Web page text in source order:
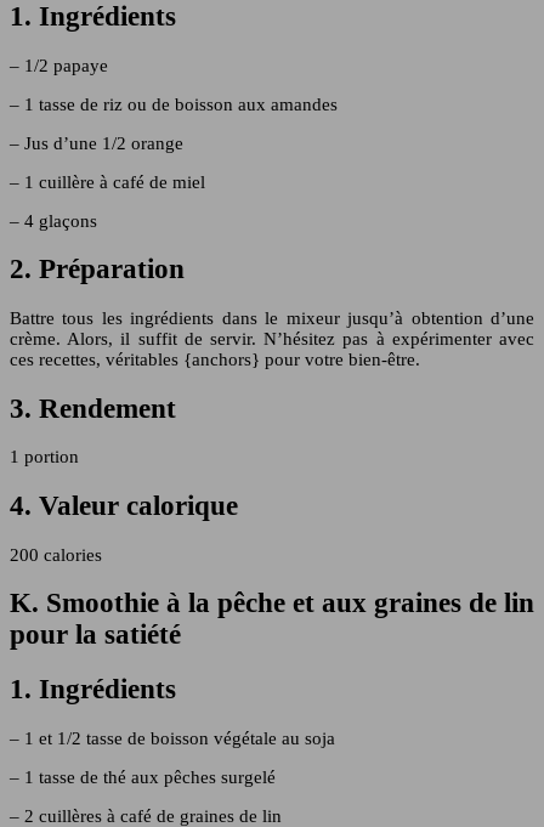
1. Ingrédients
– 1/2 papaye
– 1 tasse de riz ou de boisson aux amandes
– Jus d’une 1/2 orange
– 1 cuillère à café de miel
– 4 glaçons
2. Préparation
Battre tous les ingrédients dans le mixeur jusqu’à obtention d’une
crème. Alors, il suffit de servir. N’hésitez pas à expérimenter avec
ces recettes, véritables {anchors} pour votre bien-être.
3. Rendement
1 portion
4. Valeur calorique
200 calories
K. Smoothie à la pêche et aux graines de lin
pour la satiété
1. Ingrédients
– 1 et 1/2 tasse de boisson végétale au soja
– 1 tasse de thé aux pêches surgelé
– 2 cuillères à café de graines de lin